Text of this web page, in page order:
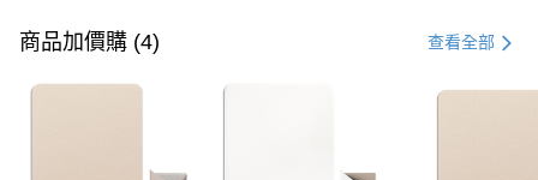
信用卡一次付款
LINE Pay
商品加價購 (4) 查看全部